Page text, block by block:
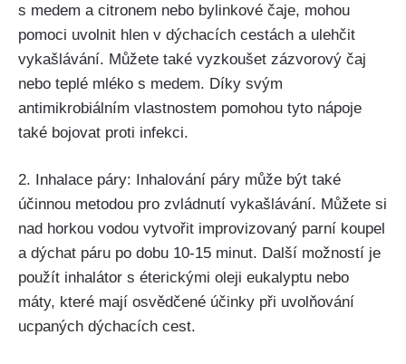
s medem a‍ citronem nebo bylinkové čaje, mohou
pomoci uvolnit hlen v dýchacích cestách a ulehčit
vykašlávání. Můžete​ také vyzkoušet zázvorový čaj
nebo ​teplé mléko s medem. Díky svým
antimikrobiálním vlastnostem pomohou tyto nápoje
také bojovat proti infekci.
2. Inhalace páry: Inhalování páry může být také
účinnou‌ metodou pro zvládnutí vykašlávání. Můžete si
nad horkou vodou vytvořit improvizovaný parní ‌koupel
a dýchat páru po dobu 10-15 minut. Další možností ⁤je
použít inhalátor ⁤s ​éterickými oleji eukalyptu nebo
máty, které mají osvědčené‌ účinky při uvolňování
ucpaných dýchacích cest.